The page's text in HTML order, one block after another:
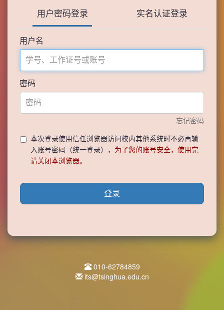
用户密码登录 实名认证登录
用户名
密码
忘记密码
本次登录使用信任浏览器访问校内其他系统时不必再输
入账号密码（统一登录）， 为了您的账号安全，使用完
请关闭本浏览器。
登录
010-62784859
its@tsinghua.edu.cn